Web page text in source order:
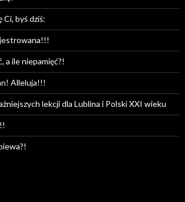
Ci, byś dziś:
a ile niepamięć?!
Alleluja!!!
lekcji dla Lublina i Polski XXI wieku